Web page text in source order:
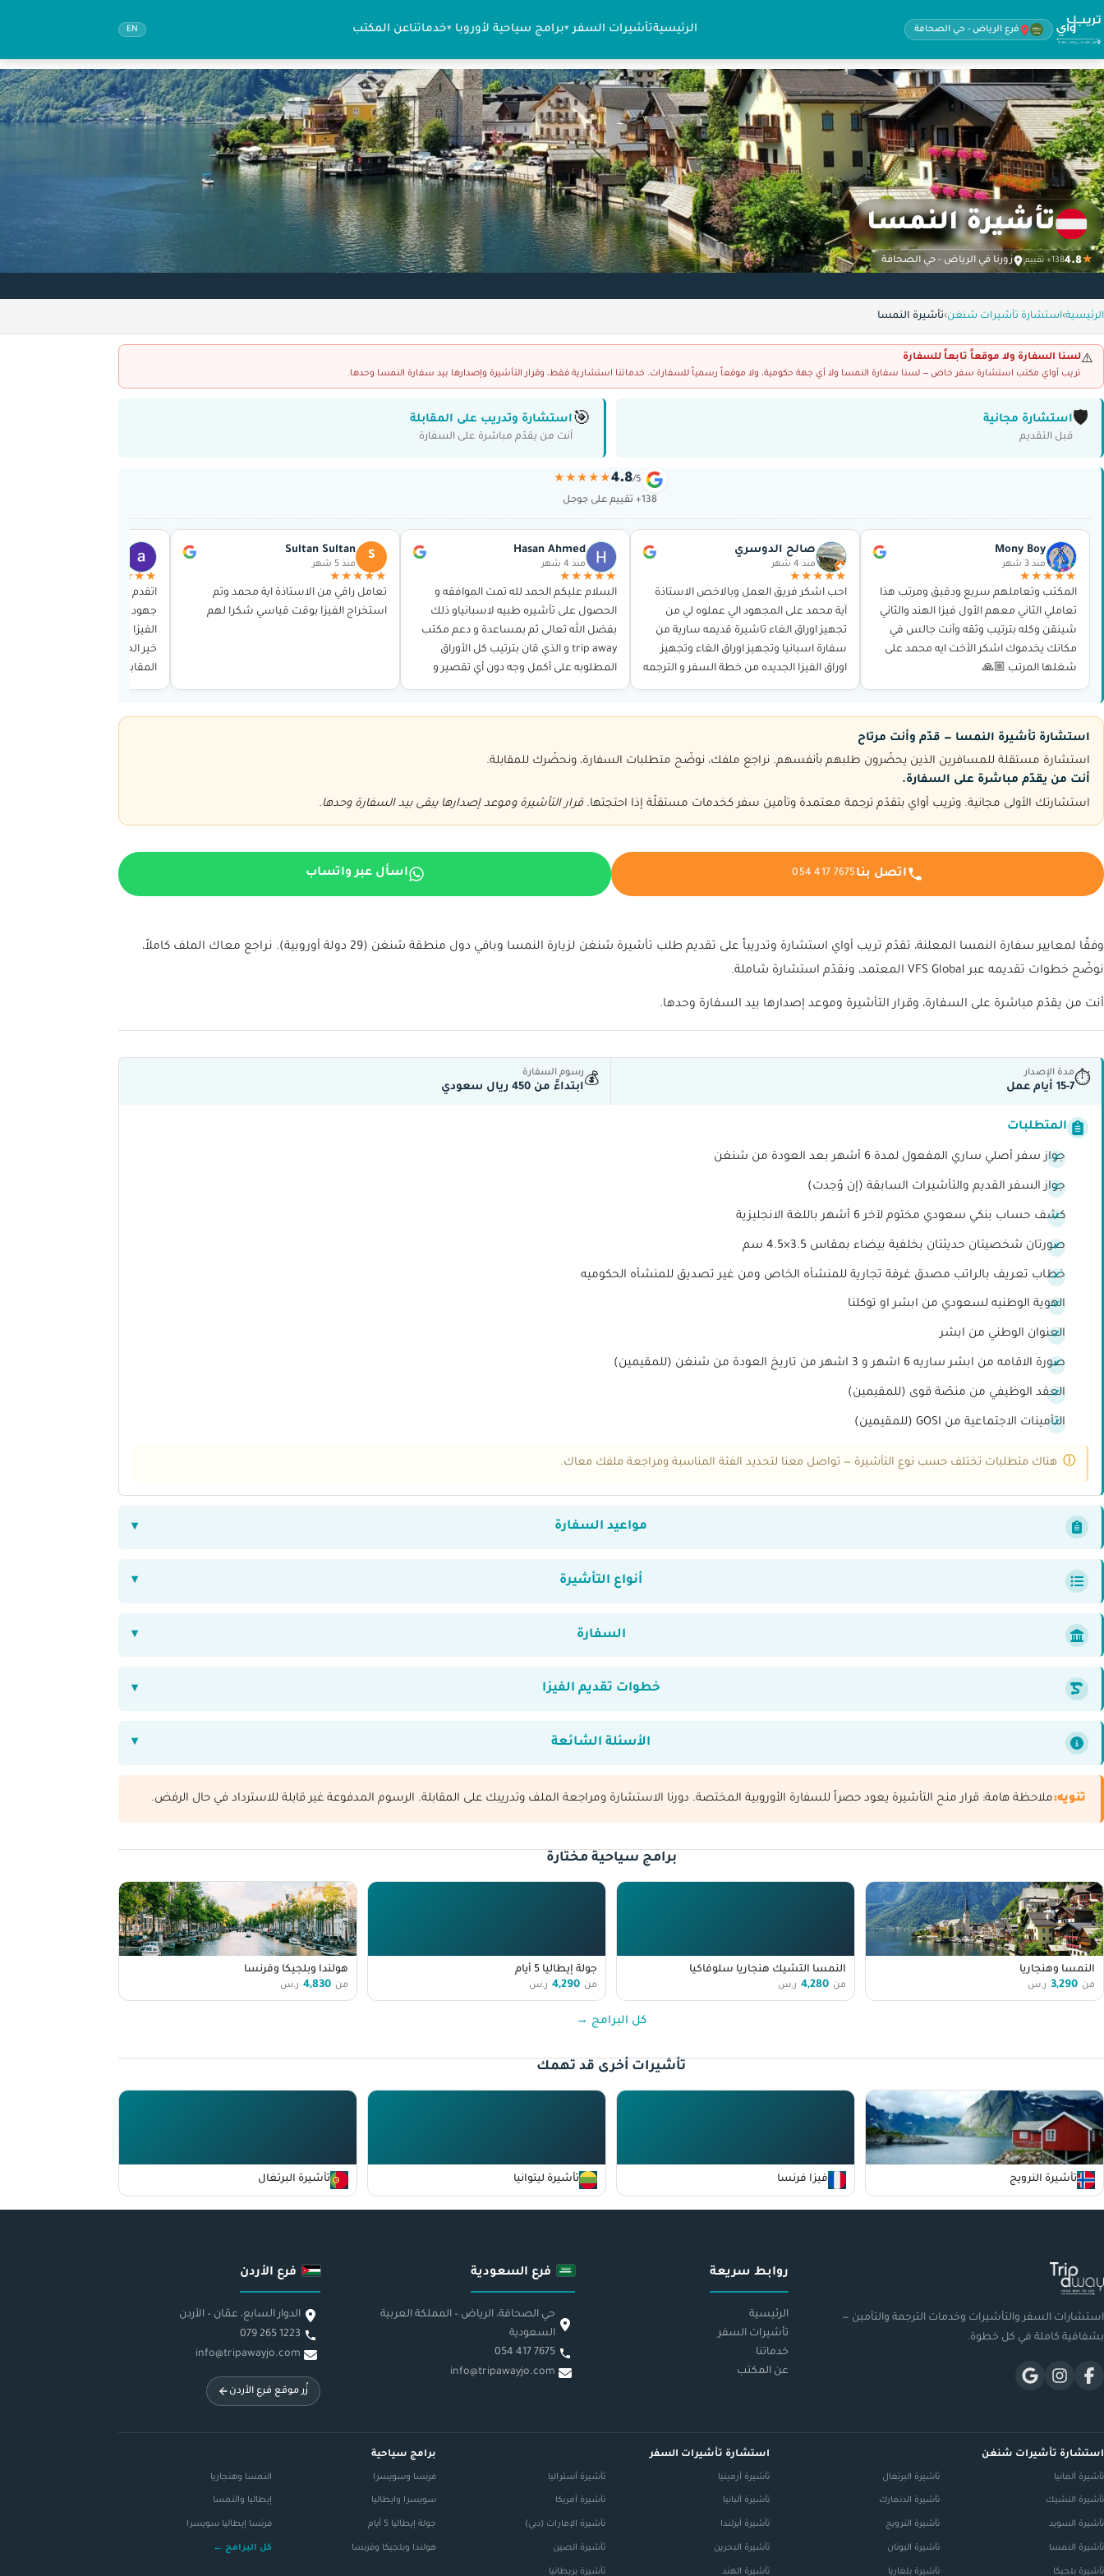
فرع الرياض - حي الصحافة الرئيسيةتأشيرات السفر برامج سياحية لأوروبا خدماتناعن المكتب EN
تأشيرة النمسا
★
4.8138+ تقييم زورنا في الرياض - حي الصحافة
الرئيسية›استشارة تأشيرات شنغن›تأشيرة النمسا
⚠️لسنا السفارة ولا موقعاً تابعاً للسفارة
تريب أواي مكتب استشارة سفر خاص — لسنا سفارة النمسا ولا أي جهة حكومية، ولا موقعاً رسمياً للسفارات. خدماتنا استشارية فقط، وقرار التأشيرة وإصدارها بيد سفارة النمسا وحدها.
🛡️استشارة مجانية
قبل التقديم
🎯 استشارة وتدريب على المقابلة
أنت من يقدّم مباشرة على السفارة
4.8/5
★★★★★
138+ تقييم على جوجل
Mony Boy
منذ 3 شهر
★★★★★
المكتب وتعاملهم سريع ودقيق ومرتب هذا
تعاملي الثاني معهم الأول فيزا الهند والثاني
شينقن وكله بترتيب وثقه وأنت جالس في
مكانك يخدموك اشكر الأخت ايه محمد على
شغلها المرتب 🙏🏼
صالح الدوسري
منذ 4 شهر
★★★★★
احب اشكر فريق العمل وبالاخص الاستاذة
آية محمد على المجهود الي عملوه لي من
تجهيز اوراق الغاء تاشيرة قديمه سارية من
سفارة اسبانيا وتجهيز اوراق الغاء وتجهيز
اوراق الفيزا الجديده من خطة السفر و الترجمه
و حجز الموعد وغيرها بدون…
Hasan Ahmed
منذ 4 شهر
★★★★★
السلام عليكم الحمد لله تمت الموافقه و
الحصول على تأشيره طبيه لاسبانياو ذلك
بفضل الله تعالى ثم بمساعدة و دعم مكتب
trip away و الذي قان بترتيب كل الأوراق
المطلوبه على أكمل وجه دون أي تقصير و
توجيهي بكل ما…
S
Sultan Sultan
منذ 5 شهر
★★★★★
تعامل راقي من الاستاذة اية محمد وتم
استخراج الفيزا بوقت قياسي شكرا لهم
★★★★★
اتقدم اليكم بشكري وتقديري على
جهود رائعة في مساعدتي في
الفيزا منذ اول لقاء مع الاستاذة اية
خير الجزاء وحتى إتمام كافة
المقابلة واشكركم ايضا على
والاطمئنان على المقابلة…
استشارة تأشيرة النمسا — قدّم وأنت مرتاح
استشارة مستقلة للمسافرين الذين يحضّرون طلبهم بأنفسهم. نراجع ملفك، نوضّح متطلبات السفارة، ونحضّرك للمقابلة.
أنت من يقدّم مباشرة على السفارة.
استشارتك الأولى مجانية. وتريب أواي بتقدّم ترجمة معتمدة وتأمين سفر كخدمات مستقلّة إذا احتجتها. قرار التأشيرة وموعد إصدارها يبقى بيد السفارة وحدها.
اتصل بنا 054 417 7675 اسأل عبر واتساب
وفقًا لمعايير سفارة النمسا المعلنة، تقدّم تريب أواي استشارة وتدريباً على تقديم طلب تأشيرة شنغن لزيارة النمسا وباقي دول منطقة شنغن (29 دولة أوروبية). نراجع معاك الملف كاملاً،
نوضّح خطوات تقديمه عبر VFS Global المعتمد، ونقدّم استشارة شاملة.
أنت من يقدّم مباشرة على السفارة، وقرار التأشيرة وموعد إصدارها بيد السفارة وحدها.
⏱
مدة الإصدار
15-7 أيام عمل 💰
رسوم السفارة
ابتداءً من 450 ريال سعودي
المتطلبات
جواز سفر أصلي ساري المفعول لمدة 6 أشهر بعد العودة من شنغن
جواز السفر القديم والتأشيرات السابقة (إن وُجدت)
كشف حساب بنكي سعودي مختوم لآخر 6 أشهر باللغة الانجليزية
صورتان شخصيتان حديثتان بخلفية بيضاء بمقاس 3.5×4.5 سم
خطاب تعريف بالراتب مصدق غرفة تجارية للمنشأه الخاص ومن غير تصديق للمنشأه الحكوميه
الهوية الوطنيه لسعودي من ابشر او توكلنا
العنوان الوطني من ابشر
صورة الاقامه من ابشر ساريه 6 اشهر و 3 اشهر من تاريخ العودة من شنغن (للمقيمين)
العقد الوظيفي من منصّة قوى (للمقيمين)
التأمينات الاجتماعية من GOSI (للمقيمين)
هناك متطلبات تختلف حسب نوع التأشيرة — تواصل معنا لتحديد الفئة المناسبة ومراجعة ملفك معاك.
مواعيد السفارة
أنواع التأشيرة
السفارة
خطوات تقديم الفيزا
الأسئلة الشائعة
تنويه:ملاحظة هامة: قرار منح التأشيرة يعود حصراً للسفارة الأوروبية المختصة. دورنا الاستشارة ومراجعة الملف وتدريبك على المقابلة. الرسوم المدفوعة غير قابلة للاسترداد في حال الرفض.
برامج سياحية مختارة
النمسا وهنجاريا
من 3,290 ر.س
النمسا التشيك هنجاريا سلوفاكيا
من 4,280 ر.س
جولة إيطاليا 5 أيام
من 4,290 ر.س
هولندا وبلجيكا وفرنسا
من 4,830 ر.س
كل البرامج →
تأشيرات أخرى قد تهمك
تأشيرة النرويج فيزا فرنسا تأشيرة ليتوانيا تأشيرة البرتغال
استشارات السفر والتأشيرات وخدمات الترجمة والتأمين —
بشفافية كاملة في كل خطوة.
روابط سريعة
الرئيسية
تأشيرات السفر
خدماتنا
عن المكتب
فرع السعودية
حي الصحافة، الرياض – المملكة العربية
السعودية
054 417 7675
info@tripawayjo.com
فرع الأردن
الدوار السابع، عمّان – الأردن
079 265 1223
info@tripawayjo.com
زُر موقع فرع الأردن
استشارة تأشيرات شنغن
تأشيرة ألمانيا تأشيرة البرتغال
تأشيرة التشيك تأشيرة الدنمارك
تأشيرة السويد تأشيرة النرويج
تأشيرة النمسا تأشيرة اليونان
تأشيرة بلجيكا تأشيرة بلغاريا
استشارة تأشيرات السفر
تأشيرة أرمينيا تأشيرة أستراليا
تأشيرة ألبانيا تأشيرة أمريكا
تأشيرة أيرلندا تأشيرة الإمارات (دبي)
تأشيرة البحرين تأشيرة الصين
تأشيرة الهند تأشيرة بريطانيا
برامج سياحية
فرنسا وسويسرا النمسا وهنجاريا
سويسرا وايطاليا إيطاليا والنمسا
جولة إيطاليا 5 أيام فرنسا إيطاليا سويسرا
هولندا وبلجيكا وفرنسا كل البرامج ←